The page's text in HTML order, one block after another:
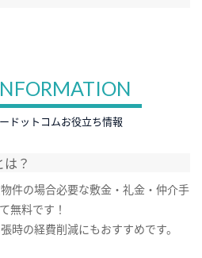
ドットコムお役立ち情報
？
件の場合必要な敷金・礼金・仲介手
無料です！
時の経費削減にもおすすめです。